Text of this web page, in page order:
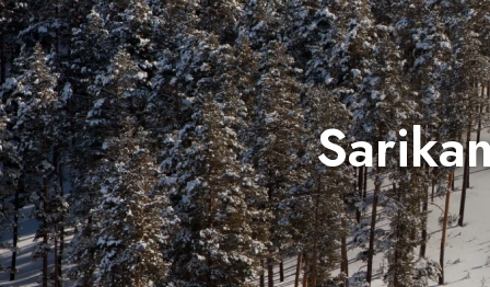
EN
English
RU
Русский